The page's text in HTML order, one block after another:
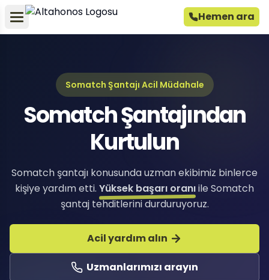
Hemen ara
Somatch Şantajı Acil Müdahale
Somatch Şantajından
Kurtulun
Somatch şantajı konusunda uzman ekibimiz binlerce
kişiye yardım etti. Yüksek başarı oranıile Somatch
şantaj tehditlerini durduruyoruz.
Acil yardım alın
Uzmanlarımızı arayın